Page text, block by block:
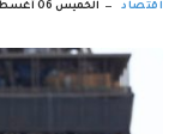
اقتصاد الخميس 06 أغسطس 9:12 م